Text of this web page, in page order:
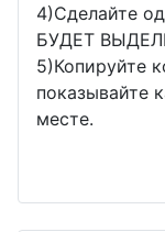
4)Сделайте
БУДЕТ
5)Копируйте
показывайте
месте.